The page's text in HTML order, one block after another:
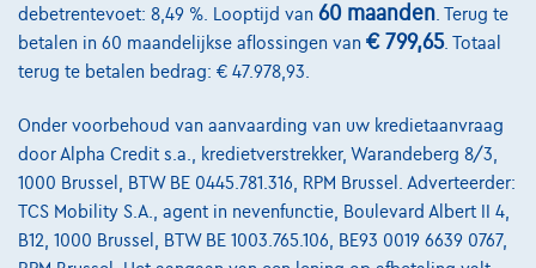
debetrentevoet: 8,49 %. Looptijd van 60 maanden . Terug te
betalen in 60 maandelijkse aflossingen van € 799,65. Totaal
terug te betalen bedrag: € 47.978,93.
Onder voorbehoud van aanvaarding van uw kredietaanvraag
door Alpha Credit s.a., kredietverstrekker, Warandeberg 8/3,
1000 Brussel, BTW BE 0445.781.316, RPM Brussel. Adverteerder:
TCS Mobility S.A., agent in nevenfunctie, Boulevard Albert II 4,
B12, 1000 Brussel, BTW BE 1003.765.106, BE93 0019 6639 0767,
Bijstandsvoorwaarden
Privacyverklaring
Cookiebeleid
Kwaliteitscharter
Site Map